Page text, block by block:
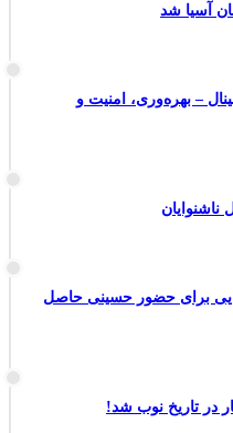
آسیا شد
– بهره‌وری، امنیت و
برای حضور حسینی حاصل
در تاریخ نوب شد!